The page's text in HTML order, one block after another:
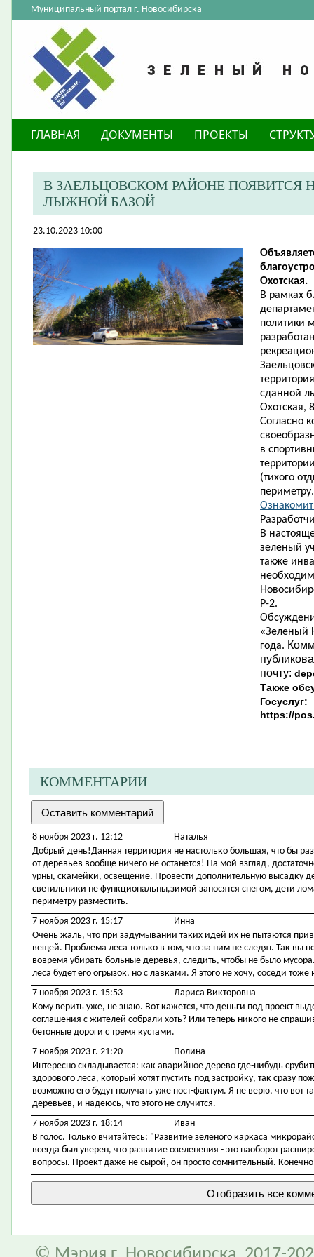
Муниципальный портал г. Новосибирска
ГЛАВНАЯ ДОКУМЕНТЫ ПРОЕКТЫ
В ЗАЕЛЬЦОВСКОМ РАЙОНЕ ПОЯВИТСЯ
ЛЫЖНОЙ БАЗОЙ
23.10.2023 10:00
Охотская.
В рамках
политики
сданной
Охотская,
Согласно
в
(тихого
периметру.
В
зеленый
также
Р-2.
«Зеленый
года.
почту:
Также
Госуслуг:
https://
КОММЕНТАРИИ
8 ноября 2023 г. 12:12
Наталья
Добрый день!Данная территория не настолько большая, что бы
от деревьев вообще ничего не останется! На мой взгляд,
урны, скамейки, освещение. Провести дополнительную высадку
светильники не функциональны,зимой заносятся снегом, дети
периметру разместить.
7 ноября 2023 г. 15:17
Инна
Очень жаль, что при задумывании таких идей их не пытаются
вещей. Проблема леса только в том, что за ним не следят. Так вы
вовремя убирать больные деревья, следить, чтобы не было
леса будет его огрызок, но с лавками. Я этого не хочу, соседи тоже
7 ноября 2023 г. 15:53
Лариса Викторовна
Кому верить уже, не знаю. Вот кажется, что деньги под проект
соглашения с жителей собрали хоть? Или теперь никого не
бетонные дороги с тремя кустами.
7 ноября 2023 г. 21:20
Полина
Интересно складывается: как аварийное дерево где-нибудь
здорового леса, который хотят пустить под застройку, так сразу
возможно его будут получать уже пост-фактум. Я не верю, что вот
деревьев, и надеюсь, что этого не случится.
7 ноября 2023 г. 18:14
Иван
В голос. Только вчитайтесь: "Развитие зелёного каркаса
всегда был уверен, что развитие озеленения - это наоборот
вопросы. Проект даже не сырой, он просто сомнительный.